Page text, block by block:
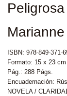
ISBN: 978-849-371-
Formato: 15 x 23 cm
Pág.: 288 Págs.
Encuadernación:
NOVELA /